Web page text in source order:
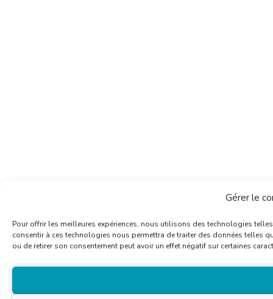
Gérer le
Pour offrir les meilleures expériences, nous utilisons des technologies
consentir à ces technologies nous permettra de traiter des données telles
ou de retirer son consentement peut avoir un effet négatif sur certaines